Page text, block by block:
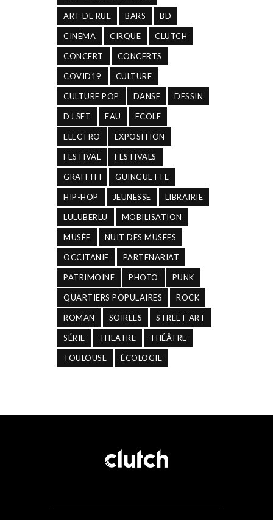
ART DE RUE BARS BD
CINÉMA CIRQUE CLUTCH
CONCERT CONCERTS
COVID19 CULTURE
CULTURE POP DANSE DESSIN
DJ SET EAU ECOLE
ELECTRO EXPOSITION
FESTIVAL FESTIVALS
GRAFFITI GUINGUETTE
HIP-HOP JEUNESSE LIBRAIRIE
LULUBERLU MOBILISATION
MUSÉE NUIT DES MUSÉES
OCCITANIE PARTENARIAT
PATRIMOINE PHOTO PUNK
QUARTIERS POPULAIRES ROCK
ROMAN SOIREES STREET ART
SÉRIE THEATRE THÉÂTRE
TOULOUSE ÉCOLOGIE